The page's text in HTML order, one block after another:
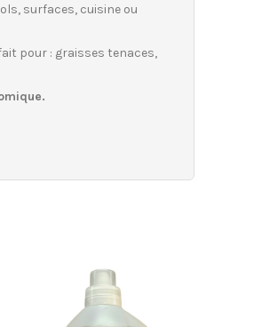
surfaces, cuisine ou
pour : graisses tenaces,